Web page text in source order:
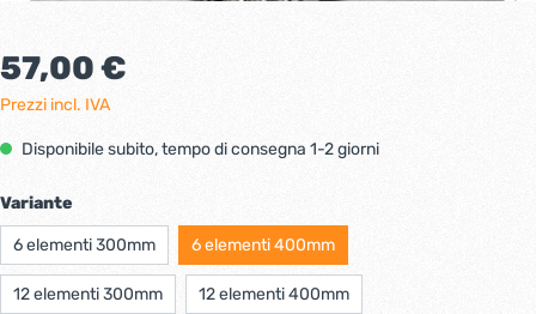
57,00 €
Prezzi incl. IVA
Disponibile subito, tempo di consegna 1-2 giorni
Variante
6 elementi 300mm 6 elementi 400mm
12 elementi 300mm 12 elementi 400mm